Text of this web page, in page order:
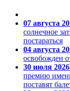
07 августа
солнечное
постараться
04 августа
освобожден
30 июля 2026
премию
поставят